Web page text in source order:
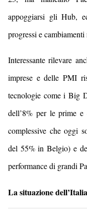
appoggiarsi gli Hub,
progressi e
Interessante rilevare
imprese e delle PMI
tecnologie comei Big
dell’8% per le prime
complessive che oggi
del 55% in Belgio) e de
performance di grandi
La situazione dell’Italia